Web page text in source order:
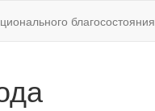
благосостояния